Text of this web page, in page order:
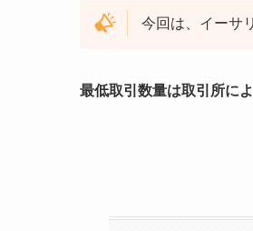
今回は、イーサ
最低取引数量は取引所に